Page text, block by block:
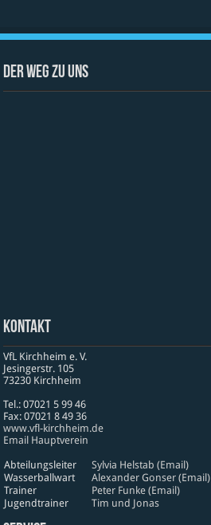
Der Weg zu uns
Kontakt
VfL Kirchheim e. V.
Jesinger­str. 105
73230 Kirch­heim
Tel.: 07021 5 99 46
Fax: 07021 8 49 36
www​.vfl​-kirch​heim​.de
Email Hauptverein
Abteilungsleiter
Sylvia Helstab (Email)
Wasserballwart
Alexander Gonser (Email)
Trainer
Peter Funke (Email)
Jugendtrainer
Tim und Jonas